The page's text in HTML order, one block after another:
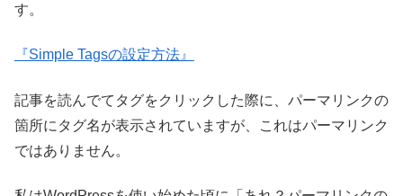
す。
『Simple Tagsの設定方法』
記事を読んでてタグをクリックした際に、パーマリンクの
箇所にタグ名が表示されていますが、これはパーマリンク
ではありません。